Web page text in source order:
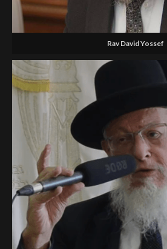
Rav David Yossef